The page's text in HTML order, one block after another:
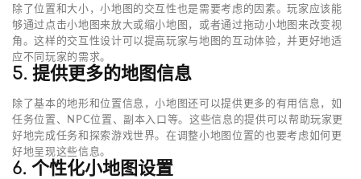
除了位置和大小，小地图的交互性也是需要考虑的因素。玩家应该能
够通过点击小地图来放大或缩小地图，或者通过拖动小地图来改变视
角。这样的交互性设计可以提高玩家与地图的互动体验，并更好地适
应不同玩家的需求。
5. 提供更多的地图信息
除了基本的地形和位置信息，小地图还可以提供更多的有用信息，如
任务位置、NPC位置、副本入口等。这些信息的提供可以帮助玩家更
好地完成任务和探索游戏世界。在调整小地图位置的也要考虑如何更
好地呈现这些信息。
6. 个性化小地图设置